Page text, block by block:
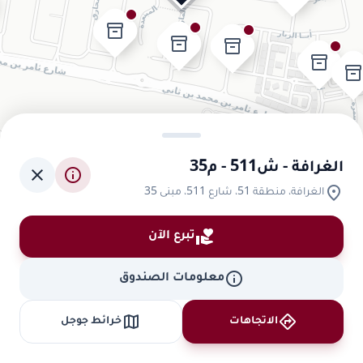
inventory_2
inventory_2 inventory_2
inventory_2 inventory_2
الغرافة - ش511 - م35
location_on الغرافة، منطقة 51، شارع 511، مبنى 35
info
close
volunteer_activismتبرع الآن
infoمعلومات الصندوق
directions الاتجاهات map خرائط جوجل